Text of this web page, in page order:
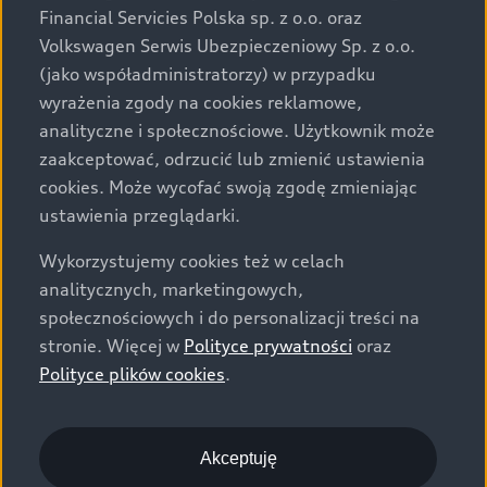
za dopłatą. Wiążące ustalenie ceny, wyposażenia i
specyfikacji pojazdu następują w umowie sprzedaży, a
określenie parametrów technicznych zawiera
świadectwo homologacji typu pojazdu. Zastrzegamy
sobie prawo do zmian i pomyłek. Wszelkie informacje
prezentowane na stronie są aktualne na dzień ich
zamieszczania. W celu uzyskania najnowszych
informacji prosimy kontaktować się z Partnerem Marki
Audi.
Wszystkie produkowane obecnie samochody marki Audi
są wykonywane z materiałów spełniających pod
względem możliwości odzysku i recyklingu wymagania
określone w normie ISO 22628 i są zgodne z
europejskimi świadectwami homologacji wydanymi wg
o.o. podlega obowiązkowi zapewnienia wszystkim
użytkownikom samochodów marki Volkswagen sieci
odbioru pojazdów po wycofaniu ich z eksploatacji,
Financial Servicies Polska sp. z o.o. oraz
Volkswagen Serwis Ubezpieczeniowy Sp. z o.o.
(jako współadministratorzy) w przypadku
wyrażenia zgody na cookies reklamowe,
analityczne i społecznościowe. Użytkownik może
zaakceptować, odrzucić lub zmienić ustawienia
cookies. Może wycofać swoją zgodę zmieniając
ustawienia przeglądarki.
Wykorzystujemy cookies też w celach
analitycznych, marketingowych,
społecznościowych i do personalizacji treści na
stronie. Więcej w Polityce prywatności oraz
Polityce plików cookies.
Akceptuję